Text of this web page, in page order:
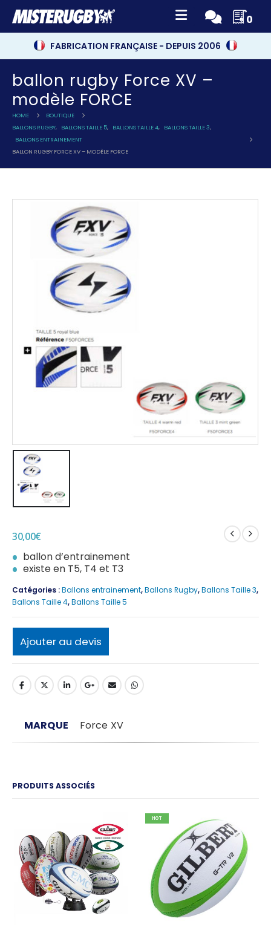
0
FABRICATION FRANÇAISE - DEPUIS 2006
ballon rugby Force XV –
modèle FORCE
HOME
BOUTIQUE
BALLONS RUGBY, BALLONS TAILLE 5, BALLONS TAILLE 4, BALLONS TAILLE 3,
BALLONS ENTRAINEMENT
BALLON RUGBY FORCE XV – MODÈLE FORCE
30,00€
ballon d’entrainement
existe en T5, T4 et T3
Catégories :Ballons entrainement,Ballons Rugby,Ballons Taille 3,
Ballons Taille 4,Ballons Taille 5
Ajouter au devis
MARQUE Force XV
PRODUITS ASSOCIÉS
HOT